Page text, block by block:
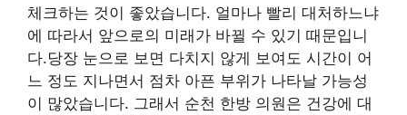
체크하는 것이 좋았습니다. 얼마나 빨리 대처하느냐
에 따라서 앞으로의 미래가 바뀔 수 있기 때문입니
다.당장 눈으로 보면 다치지 않게 보여도 시간이 어
느 정도 지나면서 점차 아픈 부위가 나타날 가능성
이 많았습니다. 그래서 순천 한방 의원은 건강에 대